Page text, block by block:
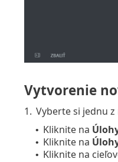
Vytvorenie
1. Vyberte si jednu
• Kliknite na
• Kliknite na
• Kliknite na